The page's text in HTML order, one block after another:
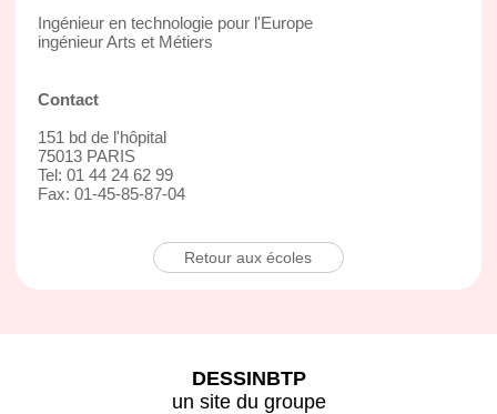
Ingénieur en technologie pour l'Europe
ingénieur Arts et Métiers
Contact
151 bd de l'hôpital
75013 PARIS
Tel: 01 44 24 62 99
Fax: 01-45-85-87-04
Retour aux écoles
DESSINBTP
un site du groupe